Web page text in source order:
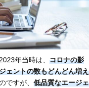
年当時は、 コロナの影
ェントの数もどんどん増え
ですが、 低品質なエージェ